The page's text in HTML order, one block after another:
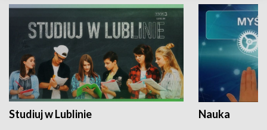
Studiuj w Lublinie Nauka